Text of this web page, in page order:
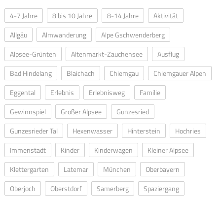
4-7 Jahre 8 bis 10 Jahre 8-14 Jahre
Aktivität
Allgäu
Almwanderung
Alpe Gschwenderberg
Alpsee-Grünten
Altenmarkt-Zauchensee
Ausflug
Bad Hindelang
Blaichach Chiemgau
Chiemgauer Alpen
Eggental
Erlebnis Erlebnisweg
Familie
Gewinnspiel
Großer Alpsee
Gunzesried
Gunzesrieder Tal
Hexenwasser Hinterstein
Hochries
Immenstadt
Kinder Kinderwagen
Kleiner Alpsee
Klettergarten
Latemar München
Oberbayern
Oberjoch
Oberstdorf Samerberg
Spaziergang